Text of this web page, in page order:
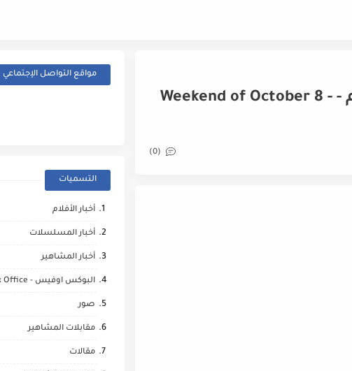
Top Box Office (US) مشاهدة أحدث الأفلام - Weekend of October 8 -
(0)
مواقع التواصل الإجتماعي
التسميات
أخبار الأفلام
أخبار المسلسلات
أخبار المشاهير
البوكس اوفيس - Box Office
صور
مقابلات المشاهير
مقالات